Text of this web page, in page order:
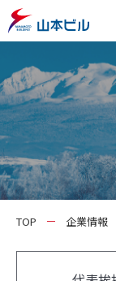
TOP 企業情報